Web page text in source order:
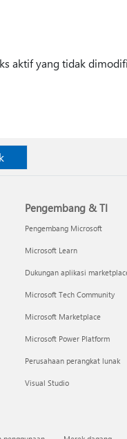
aktif yang tidak
Pengembang & TI
Pengembang Microsoft
Microsoft Learn
Dukungan aplikasi
Microsoft Tech Community
Microsoft Marketplace
Microsoft Power Platform
Perusahaan perangkat lunak
Visual Studio